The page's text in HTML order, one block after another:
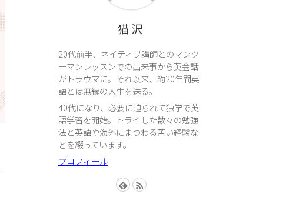
猫沢
20代前半、ネイティブ講師とのマンツ
ーマンレッスンでの出来事から英会話
がトラウマに。それ以来、約20年間英
語とは無縁の人生を送る。
40代になり、必要に迫られて独学で英
語学習を開始。トライした数々の勉強
法と英語や海外にまつわる苦い経験な
どを綴っています。
プロフィール